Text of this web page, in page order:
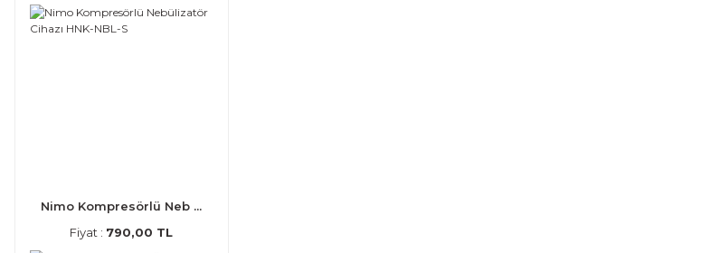
Nimo Kompresörlü Neb ...
Fiyat : 790,00 TL